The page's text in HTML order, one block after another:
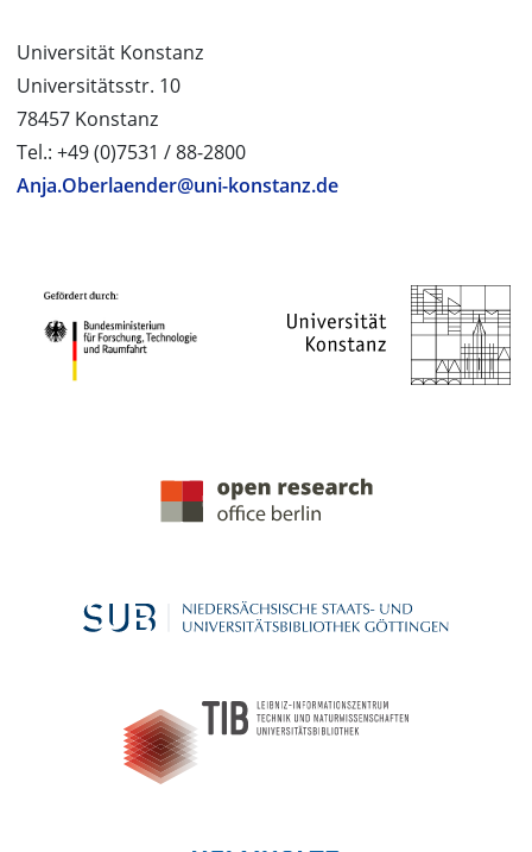
Universität Konstanz
Universitätsstr. 10
78457 Konstanz
Tel.: +49 (0)7531 / 88-2800
Anja.Oberlaender@uni-konstanz.de